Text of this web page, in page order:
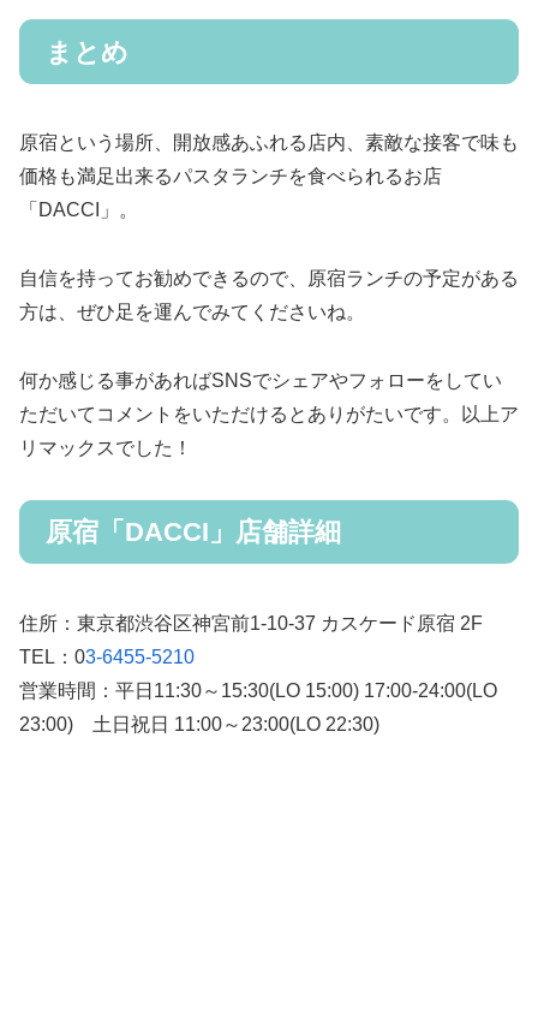
まとめ
原宿という場所、開放感あふれる店内、素敵な接客で味も
価格も満足出来るパスタランチを食べられるお店
「DACCI」。
自信を持ってお勧めできるので、原宿ランチの予定がある
方は、ぜひ足を運んでみてくださいね。
何か感じる事があればSNSでシェアやフォローをしてい
ただいてコメントをいただけるとありがたいです。以上ア
リマックスでした！
原宿「DACCI」店舗詳細
住所：東京都渋谷区神宮前1-10-37 カスケード原宿 2F
TEL：03-6455-5210
営業時間：平日11:30～15:30(LO 15:00) 17:00-24:00(LO
23:00) 土日祝日 11:00～23:00(LO 22:30)